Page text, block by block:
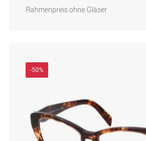
Rahmenpreis ohne Gläser
-50%